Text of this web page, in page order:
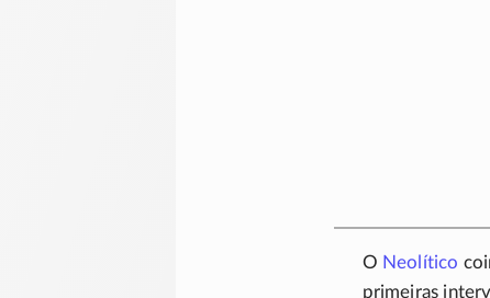
O Neolítico
primeiras